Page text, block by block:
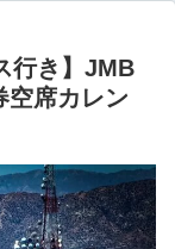
行き】JMB
空席カレン